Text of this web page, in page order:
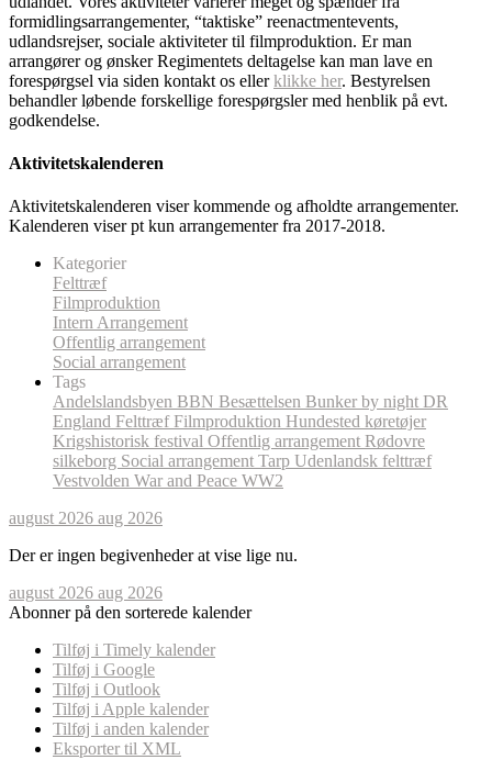
formidlingsarrangementer, “taktiske” reenactmentevents,
udlandsrejser, sociale aktiviteter til filmproduktion. Er man
arrangører og ønsker Regimentets deltagelse kan man lave en
forespørgsel via siden kontakt os ellerklikke her. Bestyrelsen
behandler løbende forskellige forespørgsler med henblik på evt.
godkendelse.
Aktivitetskalenderen
Aktivitetskalenderen viser kommende og afholdte arrangementer.
Kalenderen viser pt kun arrangementer fra 2017-2018.
Kategorier
Felttræf
Filmproduktion
Intern Arrangement
Offentlig arrangement
Social arrangement
Tags
Andelslandsbyen BBN Besættelsen Bunker by night DR
England FelttræfFilmproduktion Hundested køretøjer
Krigshistorisk festival Offentlig arrangement Rødovre
silkeborg Social arrangement Tarp Udenlandsk felttræf
Vestvolden War and Peace WW2
august 2026 aug 2026
Der er ingen begivenheder at vise lige nu.
august 2026 aug 2026
Abonner på den sorterede kalender
Tilføj i Timely kalender
Tilføj i Google
Tilføj i Outlook
Tilføj i Apple kalender
Tilføj i anden kalender
Eksporter til XML